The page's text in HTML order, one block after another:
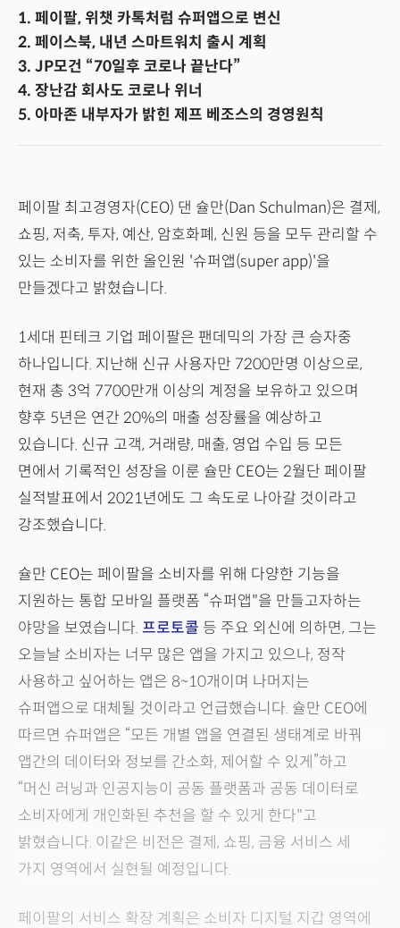
1. 페이팔, 위챗 카톡처럼 슈퍼앱으로 변신
2. 페이스북, 내년 스마트워치 출시 계획
3. JP모건 “70일후 코로나 끝난다”
4. 장난감 회사도 코로나 위너
5. 아마존 내부자가 밝힌 제프 베조스의 경영원칙
페이팔 최고경영자(CEO) 댄 슐만(Dan Schulman)은 결제,
쇼핑, 저축, 투자, 예산, 암호화폐, 신원 등을 모두 관리할 수
있는 소비자를 위한 올인원 '슈퍼앱(super app)'을
만들겠다고 밝혔습니다.
1세대 핀테크 기업 페이팔은 팬데믹의 가장 큰 승자중
하나입니다. 지난해 신규 사용자만 7200만명 이상으로,
현재 총 3억 7700만개 이상의 계정을 보유하고 있으며
향후 5년은 연간 20%의 매출 성장률을 예상하고
있습니다. 신규 고객, 거래량, 매출, 영업 수입 등 모든
면에서 기록적인 성장을 이룬 슐만 CEO는 2월단 페이팔
실적발표에서 2021년에도 그 속도로 나아갈 것이라고
강조했습니다.
슐만 CEO는 페이팔을 소비자를 위해 다양한 기능을
지원하는 통합 모바일 플랫폼 “슈퍼앱"을 만들고자하는
야망을 보였습니다. 프로토콜 등 주요 외신에 의하면, 그는
오늘날 소비자는 너무 많은 앱을 가지고 있으나, 정작
사용하고 싶어하는 앱은 8~10개이며 나머지는
슈퍼앱으로 대체될 것이라고 언급했습니다. 슐만 CEO에
따르면 슈퍼앱은 “모든 개별 앱을 연결된 생태계로 바꿔
앱간의 데이터와 정보를 간소화, 제어할 수 있게”하고
“머신 러닝과 인공지능이 공동 플랫폼과 공동 데이터로
소비자에게 개인화된 추천을 할 수 있게 한다"고
밝혔습니다. 이같은 비전은 결제, 쇼핑, 금융 서비스 세
가지 영역에서 실현될 예정입니다.
페이팔의 서비스 확장 계획은 소비자 디지털 지갑 영역에